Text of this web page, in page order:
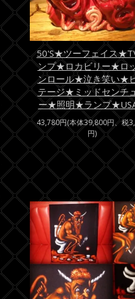
50'S★ツーフェイス
ンプ★ロカビリー★ロ
ンロール★泣き笑い★
テージ★ミッドセンチ
ー★照明★ランプ
43,780円(本体39,800円、税
円)